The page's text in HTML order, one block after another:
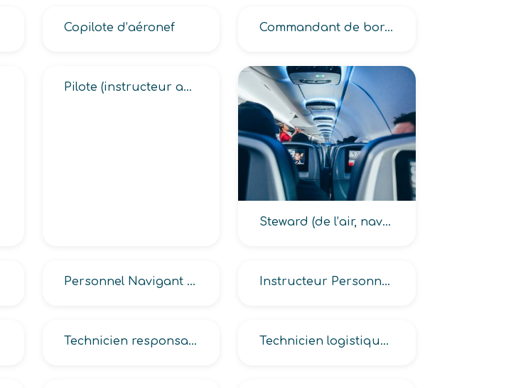
Copilote d’aéronef Commandant de bord (avion, hélicoptère)
Pilote (instructeur aéronautique, professionnel aéronautique)
Steward (de l’air, navigant aérien)
Personnel Navigant Commercial -PNC- Instructeur Personnel Navigant Commercial -PNC-
Technicien responsable magasinage Technicien logistique (approvisionnements, avitaillement, entrepôt, humanitaire)